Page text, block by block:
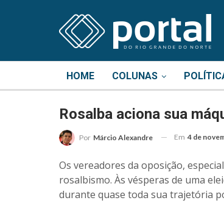
HOME COLUNAS
Rosalba aciona sua
Por Márcio Alexandre Em 4 de
Os vereadores da oposição,
rosalbismo. Às vésperas de uma
durante quase toda sua trajetória